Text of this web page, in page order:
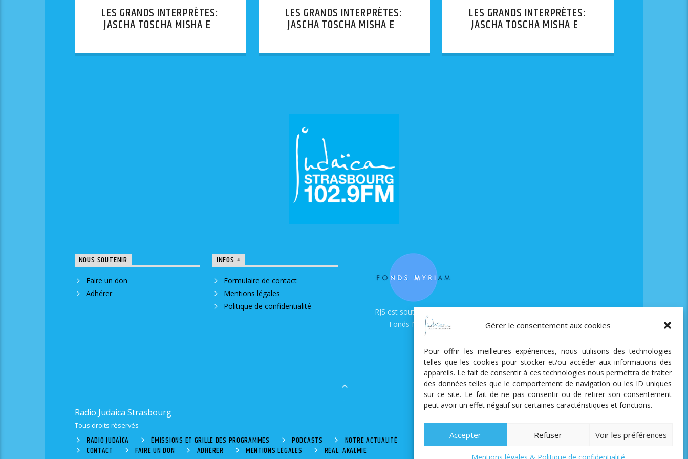
Gérer le consentement aux cookies
Pour offrir les meilleures expériences, nous utilisons des technologies
telles que les cookies pour stocker et/ou accéder aux informations des
appareils. Le fait de consentir à ces technologies nous permettra de traiter
des données telles que le comportement de navigation ou les ID uniques
sur ce site. Le fait de ne pas consentir ou de retirer son consentement
peut avoir un effet négatif sur certaines caractéristiques et fonctions.
Accepter Refuser Voir les préférences
LES GRANDS INTERPRÈTES:
JASCHA TOSCHA MISHA ET
LES GRANDS INTERPRÈTES:
JASCHA TOSCHA MISHA ET
LES GRANDS INTERPRÈTES:
JASCHA TOSCHA MISHA ET
NOUS SOUTENIR
Faire un don
Adhérer
INFOS +
Formulaire de contact
Mentions légales
Politique de confidentialité
RJS est soutenue par le
Fonds Myriam
Radio Judaica Strasbourg
Tous droits réservés
RADIO JUDAÏCA ÉMISSIONS ET GRILLE DES PROGRAMMES PODCASTS
NOTRE ACTUALITÉ
CONTACT
FAIRE UN DON ADHÉRER MENTIONS LÉGALES RÉAL. AKALMIE